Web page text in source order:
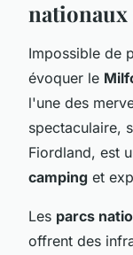
nationaux
Impossible de
évoquer le
l'une des
spectaculaire,
Fiordland, est
camping et
Les parcs
offrent des